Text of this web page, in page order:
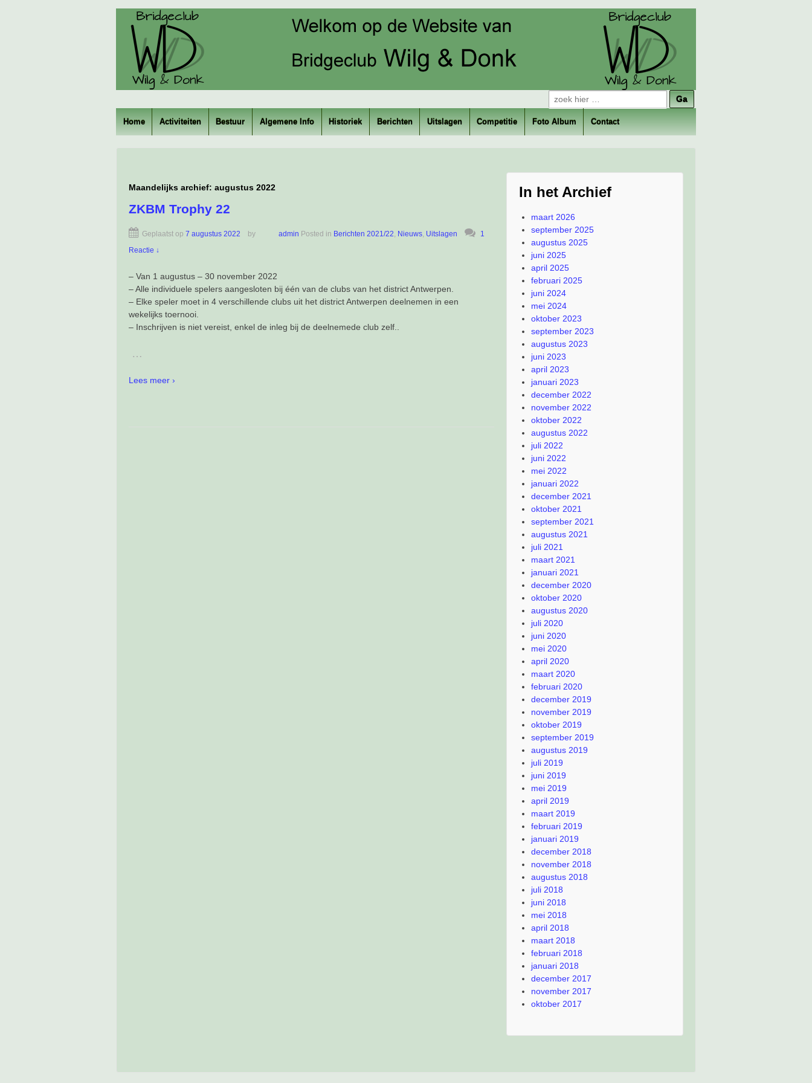
Zoeken
naar:
Home Activiteiten Bestuur Algemene Info Historiek Berichten Uitslagen Competitie Foto Album Contact
Maandelijks archief: augustus 2022
ZKBM Trophy 22
Geplaatst op 7 augustus 2022 by admin Posted in Berichten 2021/22, Nieuws, Uitslagen
1
Reactie ↓
– Van 1 augustus – 30 november 2022
– Alle individuele spelers aangesloten bij één van de clubs van het district Antwerpen.
– Elke speler moet in 4 verschillende clubs uit het district Antwerpen deelnemen in een
wekelijks toernooi.
– Inschrijven is niet vereist, enkel de inleg bij de deelnemede club zelf..
…
Lees meer ›
In het Archief
maart 2026
september 2025
augustus 2025
juni 2025
april 2025
februari 2025
juni 2024
mei 2024
oktober 2023
september 2023
augustus 2023
juni 2023
april 2023
januari 2023
december 2022
november 2022
oktober 2022
augustus 2022
juli 2022
juni 2022
mei 2022
januari 2022
december 2021
oktober 2021
september 2021
augustus 2021
juli 2021
maart 2021
januari 2021
december 2020
oktober 2020
augustus 2020
juli 2020
juni 2020
mei 2020
april 2020
maart 2020
februari 2020
december 2019
november 2019
oktober 2019
september 2019
augustus 2019
juli 2019
juni 2019
mei 2019
april 2019
maart 2019
februari 2019
januari 2019
december 2018
november 2018
augustus 2018
juli 2018
juni 2018
mei 2018
april 2018
maart 2018
februari 2018
januari 2018
december 2017
november 2017
oktober 2017